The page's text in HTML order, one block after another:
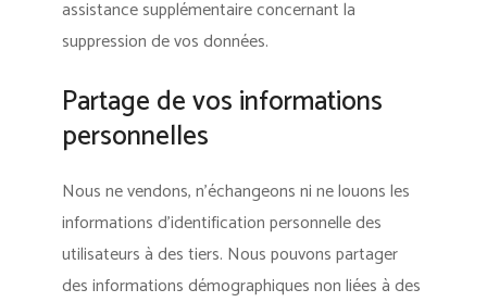
assistance supplémentaire concernant la
suppression de vos données.
Partage de vos informations
personnelles
Nous ne vendons, n’échangeons ni ne louons les
informations d’identification personnelle des
utilisateurs à des tiers. Nous pouvons partager
des informations démographiques non liées à des